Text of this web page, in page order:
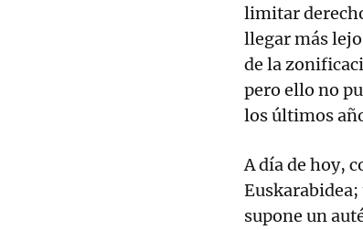
limitar
llegar más
de la
pero ello no
los últimos
A día de hoy,
supone un